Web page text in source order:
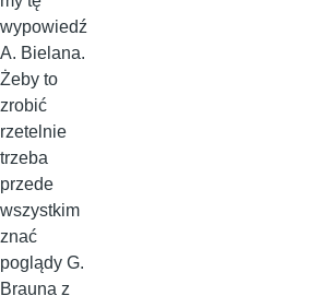
wypowiedź
A. Bielana.
Żeby to
zrobić
rzetelnie
trzeba
przede
wszystkim
znać
poglądy G.
Brauna z